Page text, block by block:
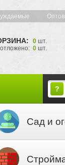
?
0 шт.
отложено: 0 шт.
Сад и